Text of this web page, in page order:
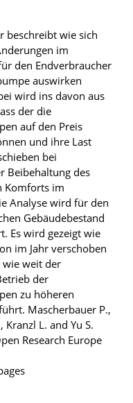
beschreibt wie sich
im
den Endverbraucher
auswirken
wird ins davon aus
der die
auf den Preis
und ihre Last
bei
Beibehaltung des
Komforts im
Analyse wird für den
Gebäudebestand
Es wird gezeigt wie
im Jahr verschoben
weit der
der
zu höheren
Mascherbauer P.,
Kranzl L. and Yu S.
Research Europe